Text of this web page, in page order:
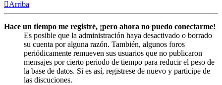
Arriba
Hace un tiempo me registré, ¡pero ahora no puedo conectarme!
Es posible que la administración haya desactivado o borrado
su cuenta por alguna razón. También, algunos foros
periódicamente remueven sus usuarios que no publicaron
mensajes por cierto periodo de tiempo para reducir el peso de
la base de datos. Si es así, registrese de nuevo y participe de
las discuciones.